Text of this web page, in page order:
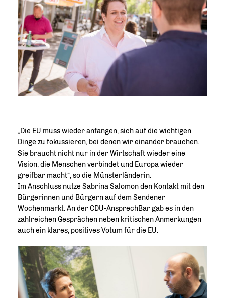
Die EU muss wieder anfangen, sich auf die wichtigen
Dinge zu fokussieren, bei denen wir einander brauchen.
Sie braucht nicht nur in der Wirtschaft wieder eine
Vision, die Menschen verbindet und Europa wieder
greifbar macht“, so die Münsterländerin.
Im Anschluss nutze Sabrina Salomon den Kontakt mit den
Bürgerinnen und Bürgern auf dem Sendener
Wochenmarkt. An der CDU-AnsprechBar gab es in den
zahlreichen Gesprächen neben kritischen Anmerkungen
auch ein klares, positives Votum für die EU.